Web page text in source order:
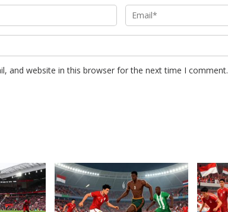
and website in this browser for the next time I comment.